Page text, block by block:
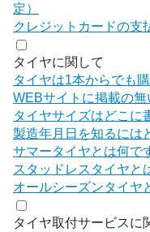
定）
クレジットカードの支
タイヤに関して
タイヤは1本からでも
WEBサイトに掲載の
タイヤサイズはどこに
製造年月日を知るには
サマータイヤとは何で
スタッドレスタイヤと
オールシーズンタイヤ
タイヤ取付サービスに